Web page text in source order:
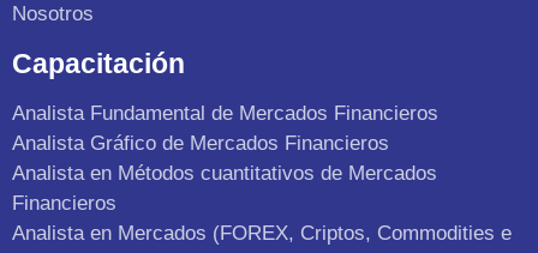
Nosotros
Capacitación
Analista Fundamental de Mercados Financieros
Analista Gráfico de Mercados Financieros
Analista en Métodos cuantitativos de Mercados
Financieros
Analista en Mercados (FOREX, Criptos, Commodities e